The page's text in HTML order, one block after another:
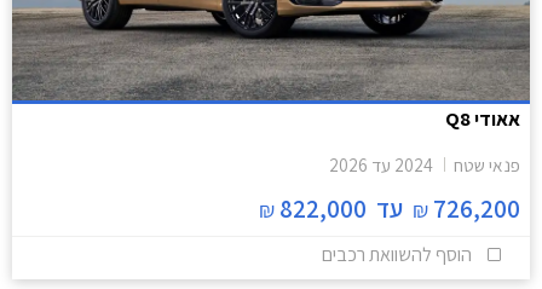
אאודי Q8
פנאי שטח 2024 עד 2026
726,200
₪ עד 822,000
₪
הוסף להשוואת רכבים